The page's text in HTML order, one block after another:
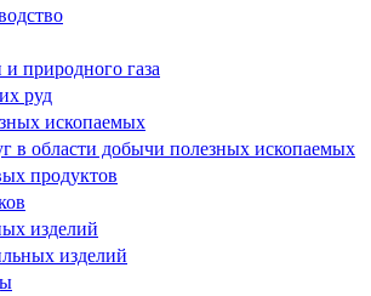
природного газа
руд
ископаемых
в области добычи полезных ископаемых
продуктов
изделий
изделий